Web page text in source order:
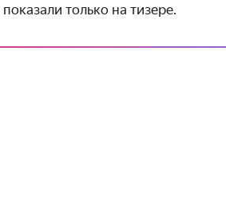
только на тизере.